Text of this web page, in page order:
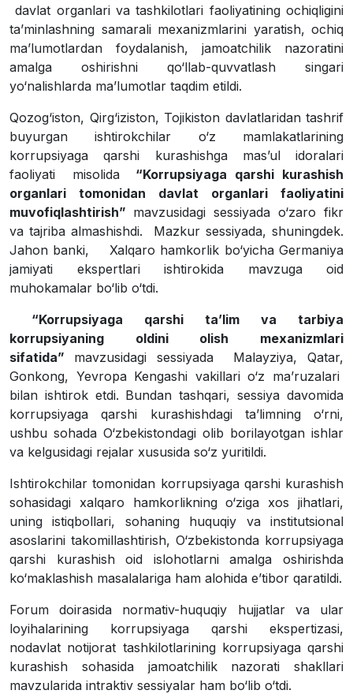
davlat organlari va tashkilotlari faoliyatining ochiqligini
ta’minlashning samarali mexanizmlarini yaratish, ochiq
ma’lumotlardan foydalanish, jamoatchilik nazoratini
amalga oshirishni qo‘llab-quvvatlash singari
yo‘nalishlarda ma’lumotlar taqdim etildi.
Qozog‘iston, Qirg‘iziston, Tojikiston davlatlaridan tashrif
buyurgan ishtirokchilar o‘z mamlakatlarining
korrupsiyaga qarshi kurashishga mas’ul idoralari
faoliyati misolida
“Korrupsiyaga qarshi kurashish
organlari tomonidan davlat organlari faoliyatini
muvofiqlashtirish” mavzusidagi sessiyada o‘zaro fikr
va tajriba almashishdi. Mazkur sessiyada, shuningdek.
Jahon banki, Xalqaro hamkorlik bo‘yicha Germaniya
jamiyati ekspertlari ishtirokida mavzuga oid
muhokamalar bo‘lib o‘tdi.
“Korrupsiyaga qarshi ta’lim va tarbiya
korrupsiyaning oldini olish mexanizmlari
sifatida” mavzusidagi sessiyada Malayziya, Qatar,
Gonkong, Yevropa Kengashi vakillari o‘z ma’ruzalari
bilan ishtirok etdi. Bundan tashqari, sessiya davomida
korrupsiyaga qarshi kurashishdagi ta’limning o‘rni,
ushbu sohada O‘zbekistondagi olib borilayotgan ishlar
va kelgusidagi rejalar xususida so‘z yuritildi.
Ishtirokchilar tomonidan korrupsiyaga qarshi kurashish
sohasidagi xalqaro hamkorlikning o‘ziga xos jihatlari,
uning istiqbollari, sohaning huquqiy va institutsional
asoslarini takomillashtirish, O‘zbekistonda korrupsiyaga
qarshi kurashish oid islohotlarni amalga oshirishda
ko‘maklashish masalalariga ham alohida e’tibor qaratildi.
Forum doirasida normativ-huquqiy hujjatlar va ular
loyihalarining korrupsiyaga qarshi ekspertizasi,
nodavlat notijorat tashkilotlarining korrupsiyaga qarshi
kurashish sohasida jamoatchilik nazorati shakllari
mavzularida intraktiv sessiyalar ham bo‘lib o‘tdi.